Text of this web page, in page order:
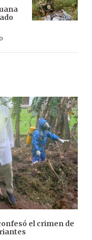
el crimen de